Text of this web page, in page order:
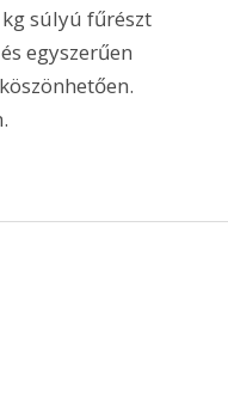
súlyú fűrészt
egyszerűen